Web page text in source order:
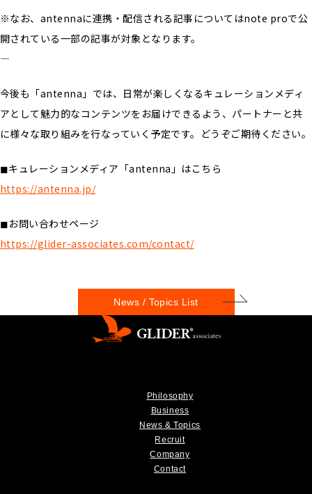
※なお、antennaに連携・配信される記事についてはnote proで公
開されている一部の記事が対象となります。
—
今後も「antenna」では、日常が楽しくなるキュレーションメディ
アとして魅力的なコンテンツをお届けできるよう、パートナーと共
に様々な取り組みを行なっていく予定です。どうぞご期待ください。
◼︎キュレーションメディア「antenna」はこちら
https://antenna.jp/
◼︎お問い合わせページ
https://glider-associates.com/contact/
News / Topics List
Philosophy
Business
News & Topics
Recruit
Company
Contact